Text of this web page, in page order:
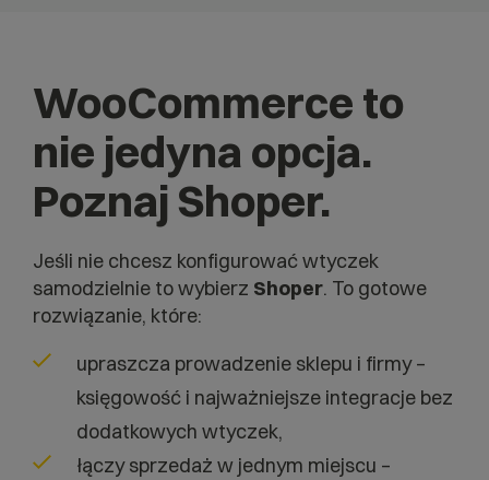
WooCommerce to
nie jedyna opcja.
Poznaj Shoper.
Jeśli nie chcesz konfigurować wtyczek
samodzielnie to wybierz Shoper. To gotowe
rozwiązanie, które:
upraszcza prowadzenie sklepu i firmy –
księgowość i najważniejsze integracje bez
dodatkowych wtyczek,
łączy sprzedaż w jednym miejscu –